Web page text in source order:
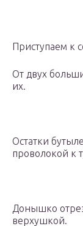
Приступаем к
От двух
их.
Остатки
проволокой к
Донышко
верхушкой.